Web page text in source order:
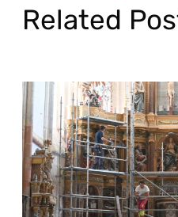
Related